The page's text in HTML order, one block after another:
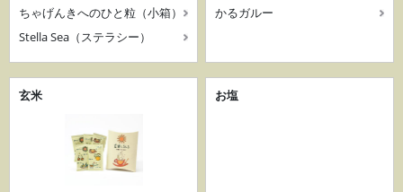
ちゃげんきへのひと粒（小箱）
Stella Sea（ステラシー）
かるガルー
玄米 お塩